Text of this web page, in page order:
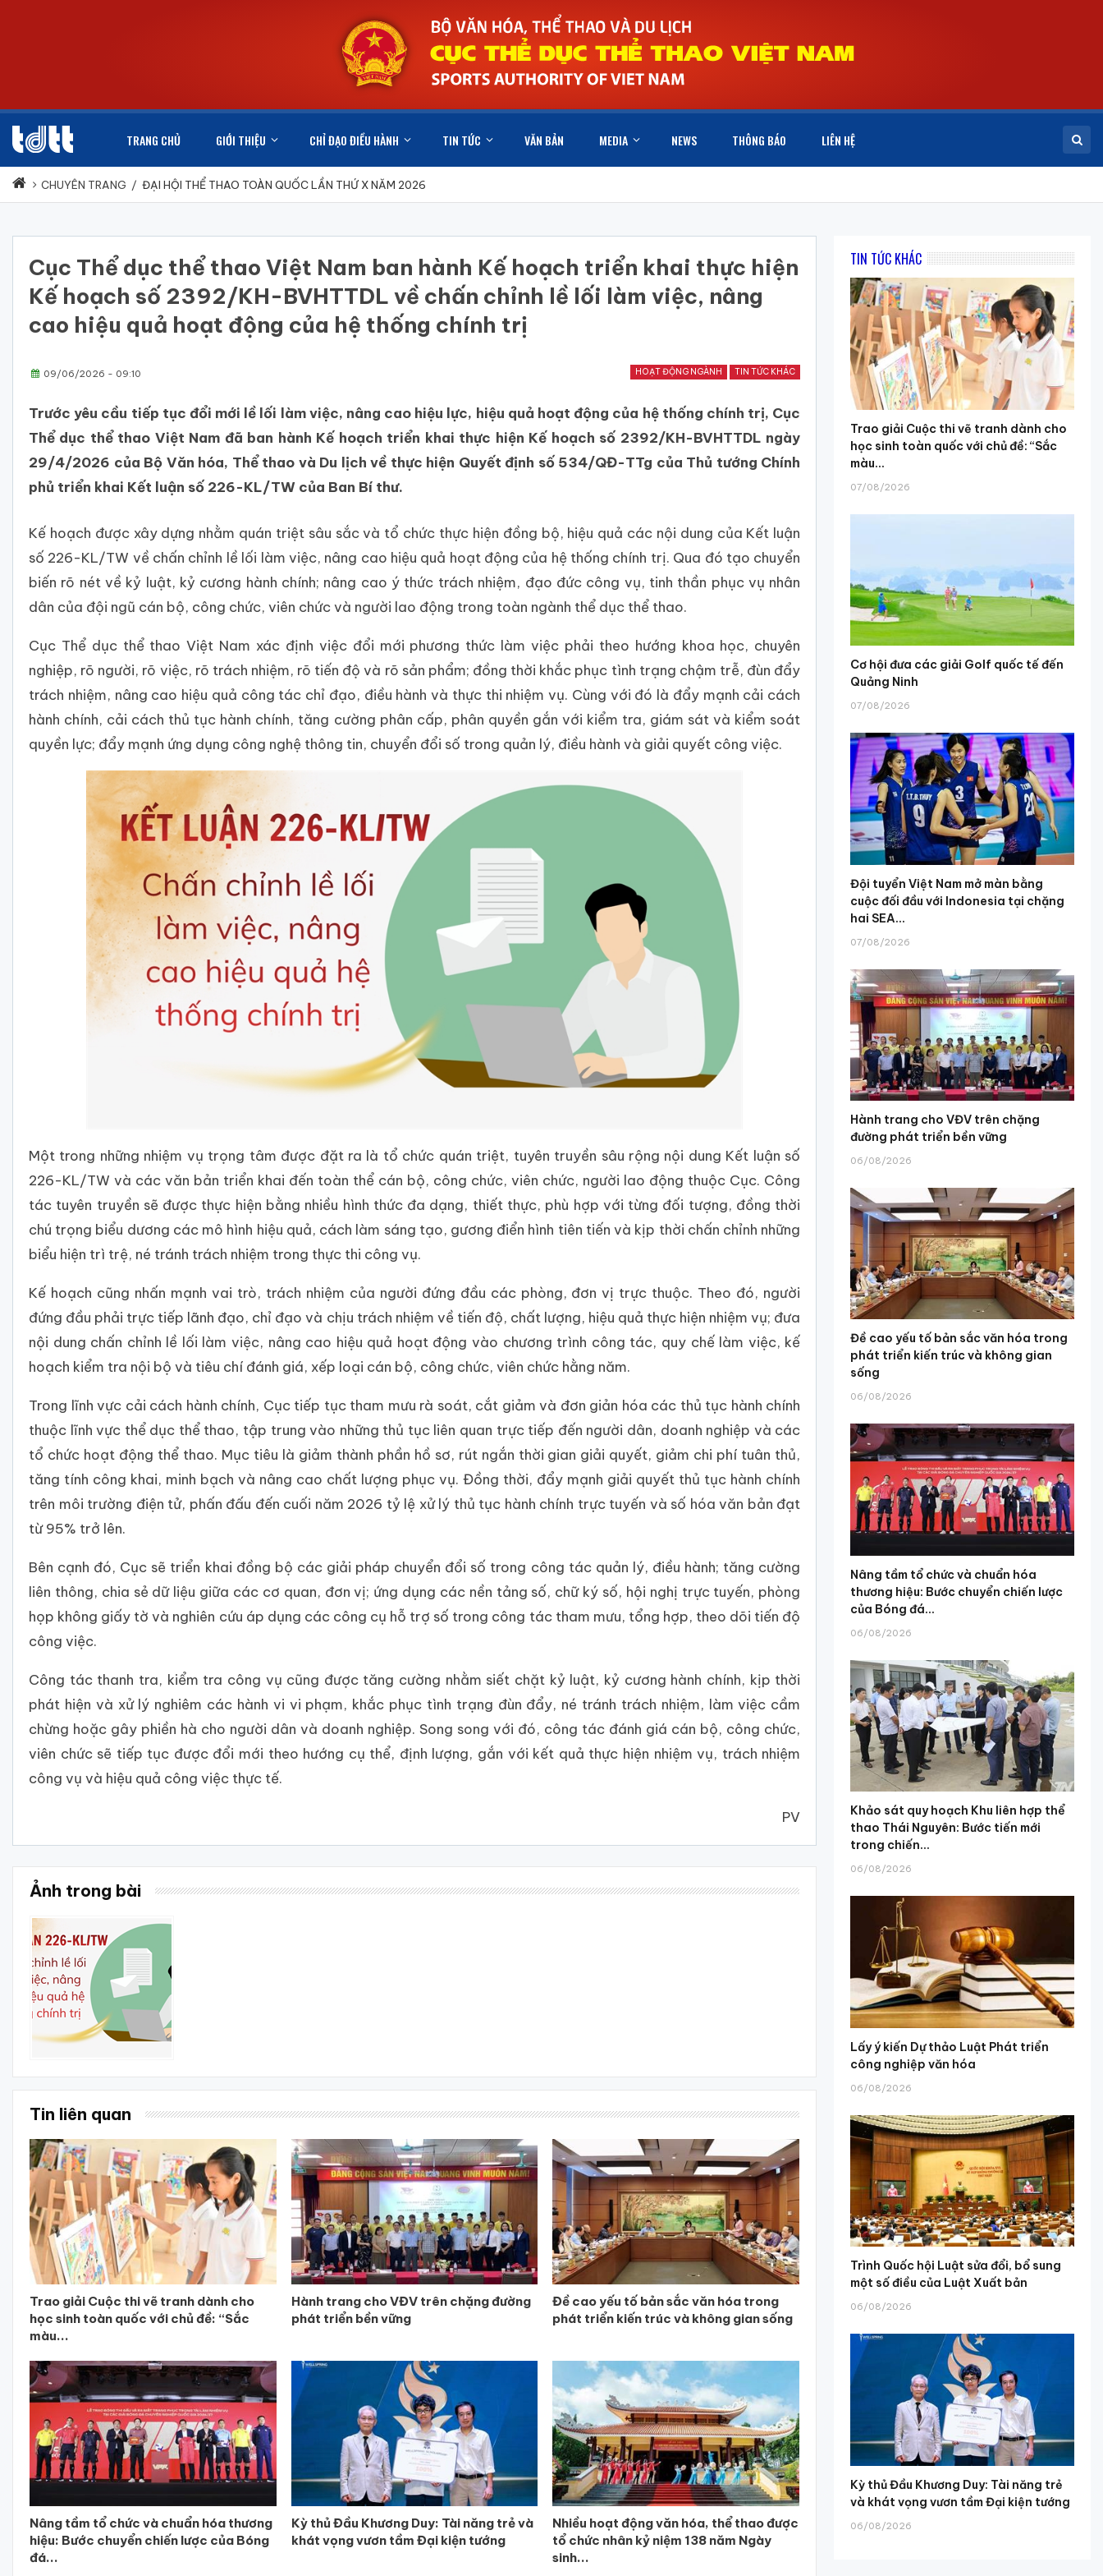
TRANG CHỦ GIỚI THIỆU CHỈ ĐẠO ĐIỀU HÀNH TIN TỨC VĂN BẢN MEDIA NEWS THÔNG BÁO LIÊN HỆ
CHUYÊN TRANG / ĐẠI HỘI THỂ THAO TOÀN QUỐC LẦN THỨ X NĂM 2026
Cục Thể dục thể thao Việt Nam ban hành Kế hoạch triển khai thực hiện
Kế hoạch số 2392/KH-BVHTTDL về chấn chỉnh lề lối làm việc, nâng
cao hiệu quả hoạt động của hệ thống chính trị
HOẠT ĐỘNG NGÀNH TIN TỨC KHÁC
09/06/2026 - 09:10
Trước yêu cầu tiếp tục đổi mới lề lối làm việc, nâng cao hiệu lực, hiệu quả hoạt động của hệ thống chính trị, Cục
Thể dục thể thao Việt Nam đã ban hành Kế hoạch triển khai thực hiện Kế hoạch số 2392/KH-BVHTTDL ngày
29/4/2026 của Bộ Văn hóa, Thể thao và Du lịch về thực hiện Quyết định số 534/QĐ-TTg của Thủ tướng Chính
phủ triển khai Kết luận số 226-KL/TW của Ban Bí thư.
Kế hoạch được xây dựng nhằm quán triệt sâu sắc và tổ chức thực hiện đồng bộ, hiệu quả các nội dung của Kết luận
số 226-KL/TW về chấn chỉnh lề lối làm việc, nâng cao hiệu quả hoạt động của hệ thống chính trị. Qua đó tạo chuyển
biến rõ nét về kỷ luật, kỷ cương hành chính; nâng cao ý thức trách nhiệm, đạo đức công vụ, tinh thần phục vụ nhân
dân của đội ngũ cán bộ, công chức, viên chức và người lao động trong toàn ngành thể dục thể thao.
Cục Thể dục thể thao Việt Nam xác định việc đổi mới phương thức làm việc phải theo hướng khoa học, chuyên
nghiệp, rõ người, rõ việc, rõ trách nhiệm, rõ tiến độ và rõ sản phẩm; đồng thời khắc phục tình trạng chậm trễ, đùn đẩy
trách nhiệm, nâng cao hiệu quả công tác chỉ đạo, điều hành và thực thi nhiệm vụ. Cùng với đó là đẩy mạnh cải cách
hành chính, cải cách thủ tục hành chính, tăng cường phân cấp, phân quyền gắn với kiểm tra, giám sát và kiểm soát
quyền lực; đẩy mạnh ứng dụng công nghệ thông tin, chuyển đổi số trong quản lý, điều hành và giải quyết công việc.
Một trong những nhiệm vụ trọng tâm được đặt ra là tổ chức quán triệt, tuyên truyền sâu rộng nội dung Kết luận số
226-KL/TW và các văn bản triển khai đến toàn thể cán bộ, công chức, viên chức, người lao động thuộc Cục. Công
tác tuyên truyền sẽ được thực hiện bằng nhiều hình thức đa dạng, thiết thực, phù hợp với từng đối tượng, đồng thời
chú trọng biểu dương các mô hình hiệu quả, cách làm sáng tạo, gương điển hình tiên tiến và kịp thời chấn chỉnh những
biểu hiện trì trệ, né tránh trách nhiệm trong thực thi công vụ.
Kế hoạch cũng nhấn mạnh vai trò, trách nhiệm của người đứng đầu các phòng, đơn vị trực thuộc. Theo đó, người
đứng đầu phải trực tiếp lãnh đạo, chỉ đạo và chịu trách nhiệm về tiến độ, chất lượng, hiệu quả thực hiện nhiệm vụ; đưa
nội dung chấn chỉnh lề lối làm việc, nâng cao hiệu quả hoạt động vào chương trình công tác, quy chế làm việc, kế
hoạch kiểm tra nội bộ và tiêu chí đánh giá, xếp loại cán bộ, công chức, viên chức hằng năm.
Trong lĩnh vực cải cách hành chính, Cục tiếp tục tham mưu rà soát, cắt giảm và đơn giản hóa các thủ tục hành chính
thuộc lĩnh vực thể dục thể thao, tập trung vào những thủ tục liên quan trực tiếp đến người dân, doanh nghiệp và các
tổ chức hoạt động thể thao. Mục tiêu là giảm thành phần hồ sơ, rút ngắn thời gian giải quyết, giảm chi phí tuân thủ,
tăng tính công khai, minh bạch và nâng cao chất lượng phục vụ. Đồng thời, đẩy mạnh giải quyết thủ tục hành chính
trên môi trường điện tử, phấn đấu đến cuối năm 2026 tỷ lệ xử lý thủ tục hành chính trực tuyến và số hóa văn bản đạt
từ 95% trở lên.
Bên cạnh đó, Cục sẽ triển khai đồng bộ các giải pháp chuyển đổi số trong công tác quản lý, điều hành; tăng cường
liên thông, chia sẻ dữ liệu giữa các cơ quan, đơn vị; ứng dụng các nền tảng số, chữ ký số, hội nghị trực tuyến, phòng
họp không giấy tờ và nghiên cứu áp dụng các công cụ hỗ trợ số trong công tác tham mưu, tổng hợp, theo dõi tiến độ
công việc.
Công tác thanh tra, kiểm tra công vụ cũng được tăng cường nhằm siết chặt kỷ luật, kỷ cương hành chính, kịp thời
phát hiện và xử lý nghiêm các hành vi vi phạm, khắc phục tình trạng đùn đẩy, né tránh trách nhiệm, làm việc cầm
chừng hoặc gây phiền hà cho người dân và doanh nghiệp. Song song với đó, công tác đánh giá cán bộ, công chức,
viên chức sẽ tiếp tục được đổi mới theo hướng cụ thể, định lượng, gắn với kết quả thực hiện nhiệm vụ, trách nhiệm
công vụ và hiệu quả công việc thực tế.
PV
Ảnh trong bài
Tin liên quan
Trao giải Cuộc thi vẽ tranh dành cho
học sinh toàn quốc với chủ đề: “Sắc
màu...
Hành trang cho VĐV trên chặng đường
phát triển bền vững
Đề cao yếu tố bản sắc văn hóa trong
phát triển kiến trúc và không gian sống
Nâng tầm tổ chức và chuẩn hóa thương
hiệu: Bước chuyển chiến lược của Bóng
đá...
Kỳ thủ Đầu Khương Duy: Tài năng trẻ và
khát vọng vươn tầm Đại kiện tướng
Nhiều hoạt động văn hóa, thể thao được
tổ chức nhân kỷ niệm 138 năm Ngày
sinh...
TIN TỨC KHÁC
Trao giải Cuộc thi vẽ tranh dành cho
học sinh toàn quốc với chủ đề: “Sắc
màu...
07/08/2026
Cơ hội đưa các giải Golf quốc tế đến
Quảng Ninh
07/08/2026
Đội tuyển Việt Nam mở màn bằng
cuộc đối đầu với Indonesia tại chặng
hai SEA...
07/08/2026
Hành trang cho VĐV trên chặng
đường phát triển bền vững
06/08/2026
Đề cao yếu tố bản sắc văn hóa trong
phát triển kiến trúc và không gian
sống
06/08/2026
Nâng tầm tổ chức và chuẩn hóa
thương hiệu: Bước chuyển chiến lược
của Bóng đá...
06/08/2026
Khảo sát quy hoạch Khu liên hợp thể
thao Thái Nguyên: Bước tiến mới
trong chiến...
06/08/2026
Lấy ý kiến Dự thảo Luật Phát triển
công nghiệp văn hóa
06/08/2026
Trình Quốc hội Luật sửa đổi, bổ sung
một số điều của Luật Xuất bản
06/08/2026
Kỳ thủ Đầu Khương Duy: Tài năng trẻ
và khát vọng vươn tầm Đại kiện tướng
06/08/2026